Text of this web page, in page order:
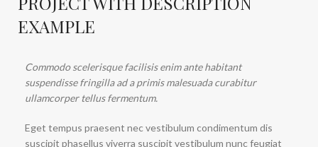
EXAMPLE
Commodo scelerisque facilisis enim ante habitant
suspendisse fringilla ad a primis malesuada curabitur
ullamcorper tellus fermentum.
Eget tempus praesent nec vestibulum condimentum dis
suscipit phasellus viverra suscipit vestibulum nunc feugiat